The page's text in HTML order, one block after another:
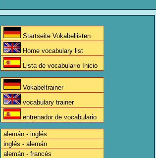
Startseite Vokabellisten
Home vocabulary list
Lista de vocabulario Inicio
Vokabeltrainer
vocabulary trainer
entrenador de vocabulario
alemán - inglés
inglés - alemán
alemán - francés